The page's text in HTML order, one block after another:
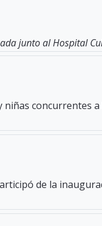
junto al Hospital
concurrentes a
de la